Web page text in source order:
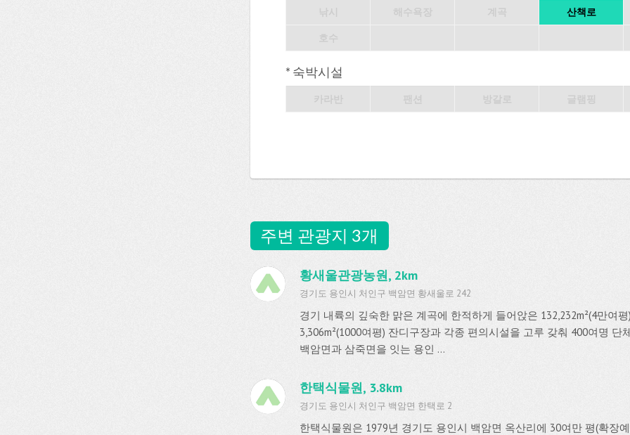
산책로
* 숙박시설
주변 관광지 3개
황새울관광농원, 2km
경기도 용인시 처인구 백암면 황새울로 242
경기 내륙의 깊숙한 맑은 계곡에 한적하게 들어앉은 132,232m²(4만여
3,306m²(1000여평) 잔디구장과 각종 편의시설을 고루 갖춰 400여명 단
백암면과 삼죽면을 잇는 용인 ...
한택식물원, 3.8km
경기도 용인시 처인구 백암면 한택로 2
한택식물원은 1979년 경기도 용인시 백암면 옥산리에 30여만 평(확장